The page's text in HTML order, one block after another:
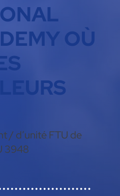
OÙ
/ d’unité FTU de
3948